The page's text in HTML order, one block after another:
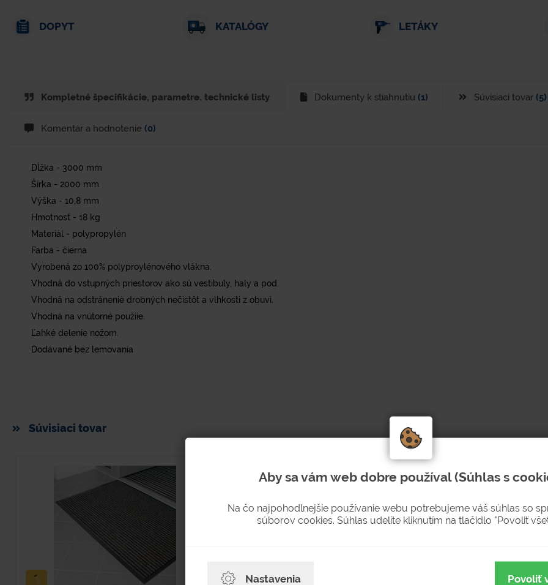
DOPYT KATALÓGY LETÁKY
Kompletné špecifikácie, parametre. technické listy Dokumenty k stiahnutiu (1) Súvisiaci tovar (5)
Komentár a hodnotenie (0)
Dĺžka - 3000 mm
Šírka - 2000 mm
Výška - 10,8 mm
Hmotnosť - 18 kg
Materiál - polypropylén
Farba - čierna
Vyrobená zo 100% polyproylénového vlákna.
Vhodná do vstupných priestorov ako sú vestibuly, haly a pod.
Vhodná na odstránenie drobných nečistôt a vlhkosti z obuvi.
Vhodná na vnútorné použiie.
Ľahké delenie nožom.
Dodávané bez lemovania
Súvisiaci tovar
Aby sa vám web dobre používal (Súhlas s
Na čo najpohodlnejšie používanie webu potrebujeme váš súhlas so
súborov cookies. Súhlas udelíte kliknutím na tlačidlo "Povoliť
Nastavenia Povoliť